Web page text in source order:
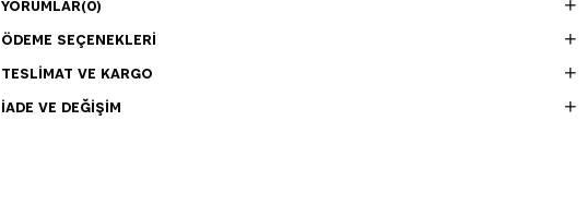
YORUMLAR(0)
ÖDEME SEÇENEKLERI
TESLIMAT VE KARGO
İADE VE DEĞIŞIM